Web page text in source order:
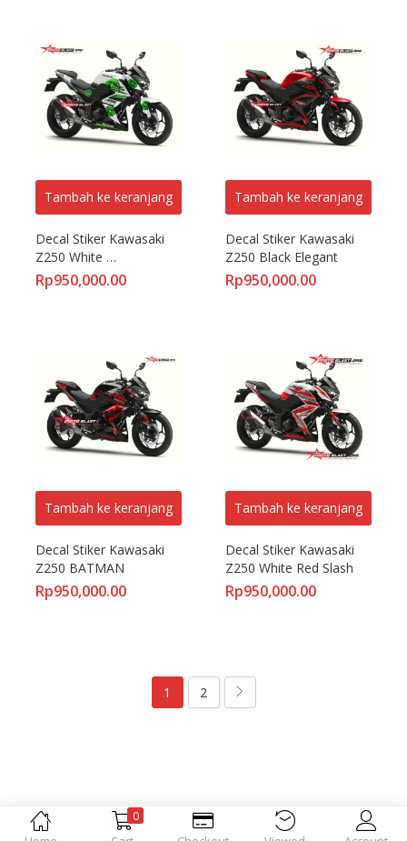
0
Tambah ke keranjang
Decal Stiker Kawasaki
Z250 White
SpeedMaster
Rp950,000.00
Tambah ke keranjang
Decal Stiker Kawasaki
Z250 Black Elegant
Rp950,000.00
Tambah ke keranjang
Decal Stiker Kawasaki
Z250 BATMAN
Rp950,000.00
Tambah ke keranjang
Decal Stiker Kawasaki
Z250 White Red Slash
Rp950,000.00
1 2